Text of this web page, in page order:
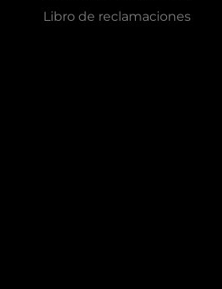
Libro de reclamaciones